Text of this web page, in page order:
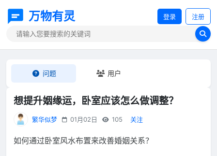
万物有灵 登录 注册
问题 用户
想提升姻缘运，卧室应该怎么做调整？
繁华似梦 01月02日 105 关注
如何通过卧室风水布置来改善婚姻关系？